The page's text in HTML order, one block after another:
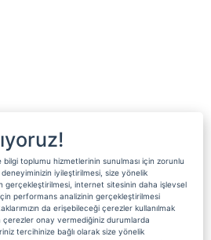
toplumu hizmetlerinin sunulması için zorunlu
iyileştirilmesi, size yönelik
gerçekleştirilmesi, internet sitesinin daha işlevsel
performans analizinin gerçekleştirilmesi
da erişebileceği çerezler kullanılmak
onay vermediğiniz durumlarda
tercihinize bağlı olarak size yönelik